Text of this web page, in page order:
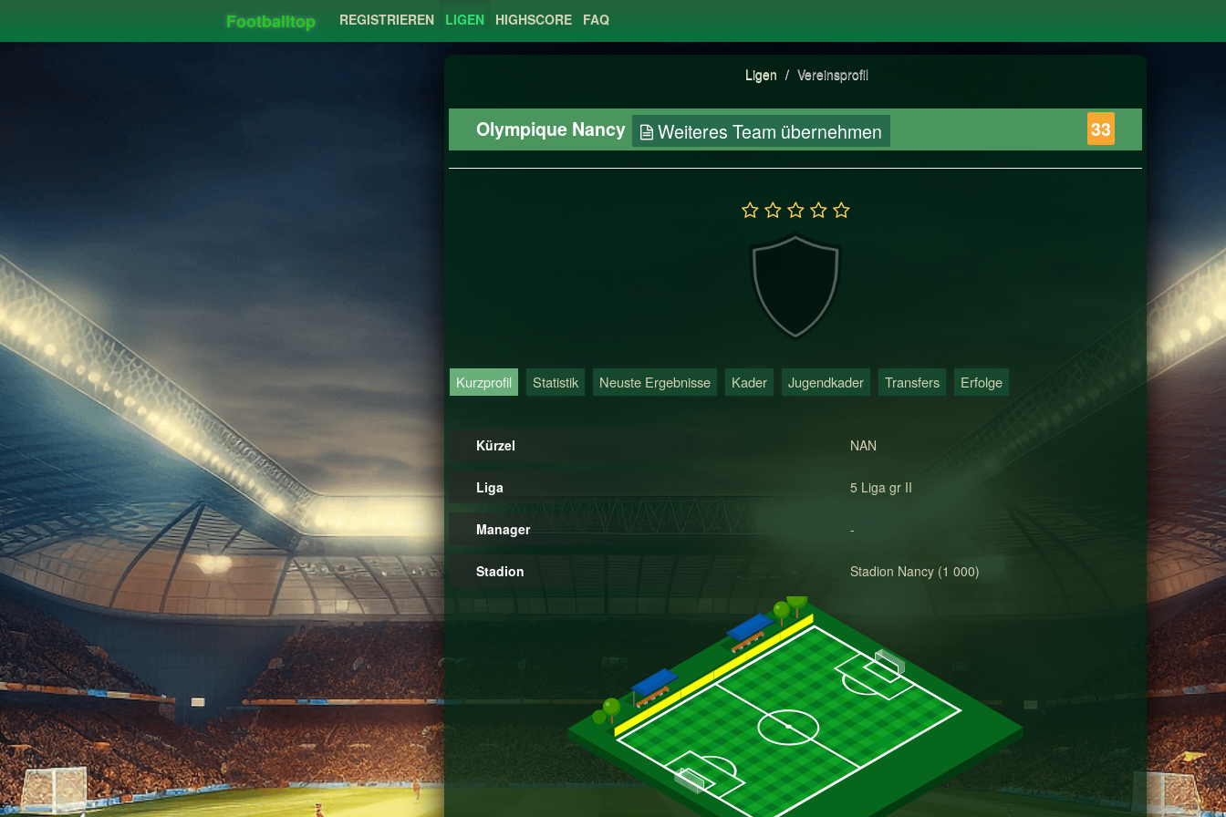
Footballtop REGISTRIEREN LIGEN HIGHSCORE FAQ
Ligen / Vereinsprofil
Olympique Nancy Weiteres Team übernehmen 33
Kurzprofil Statistik Neuste Ergebnisse Kader Jugendkader Transfers Erfolge
Kürzel NAN
Liga 5 Liga gr II
Manager -
Stadion Stadion Nancy (1 000)